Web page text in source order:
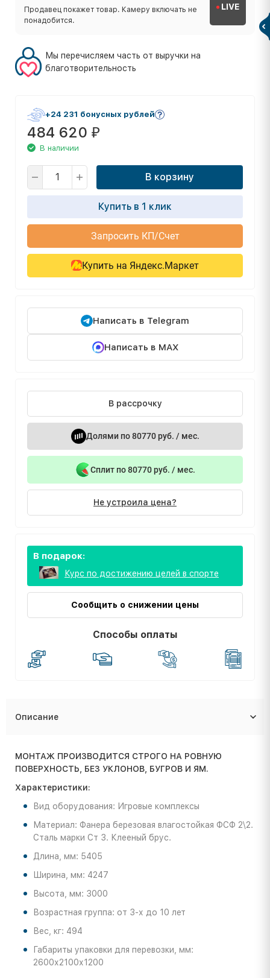
Продавец покажет товар. Камеру включать не
понадобится.
LIVE
Мы перечисляем часть от выручки на
благотворительность
+24 231 бонусных рублей
484 620 ₽
В наличии
В корзину
Купить в 1 клик
Запросить КП/Счет
Купить на Яндекс.Маркет
Написать в Telegram
Написать в MAX
В рассрочку
Долями по 80770 руб. / мес.
Сплит по 80770 руб. / мес.
Не устроила цена?
В подарок:
Курс по достижению целей в спорте
Сообщить о снижении цены
Способы оплаты
Описание
МОНТАЖ ПРОИЗВОДИТСЯ СТРОГО НА РОВНУЮ
ПОВЕРХНОСТЬ, БЕЗ УКЛОНОВ, БУГРОВ И ЯМ.
Характеристики:
Вид оборудования: Игровые комплексы
Материал: Фанера березовая влагостойкая ФСФ 2\2.
Сталь марки Ст 3. Клееный брус.
Длина, мм: 5405
Ширина, мм: 4247
Высота, мм: 3000
Возрастная группа: от 3-х до 10 лет
Вес, кг: 494
Габариты упаковки для перевозки, мм:
2600х2100х1200